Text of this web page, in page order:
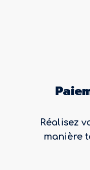
Réalisez
manière